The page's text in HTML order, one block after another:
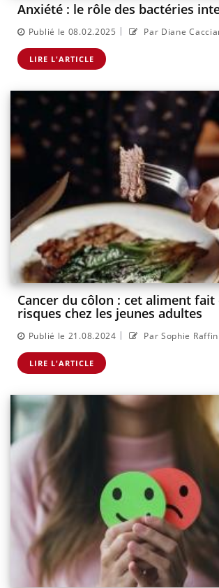
Anxiété : le rôle des bactéries
Publié le 08.02.2025 | Par Diane
LIRE L'ARTICLE
Cancer du côlon : cet aliment fait
risques chez les jeunes adultes
Publié le 21.08.2024 | Par Sophie Raffin
LIRE L'ARTICLE